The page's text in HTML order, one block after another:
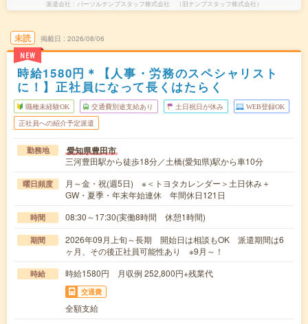
派遣会社 パーソルテンプスタッフ株式会社 （旧テンプスタッフ株式会社）
未読
NEW
掲載日 2026/08/06
時給1580円＊【人事・労務のスペシャリスト
に！】正社員になって長くはたらく
職種未経験OK 交通費別途支給あり 土日祝日が休み WEB登録OK
正社員への紹介予定派遣
勤務地 愛知県豊田市
三河豊田駅から徒歩18分／土橋(愛知県)駅から車10分
曜日頻度
月～金・祝(週5日) ※＜トヨタカレンダー＞土日休み＋
GW・夏季・年末年始連休 年間休日121日
時間 08:30～17:30(実働8時間 休憩1時間)
期間
2026年09月上旬～長期 開始日は相談もOK 派遣期間は6
ヶ月、その後正社員可能性あり ※9月～！
時給 時給1580円 月収例 252,800円+残業代
交通費
全額支給